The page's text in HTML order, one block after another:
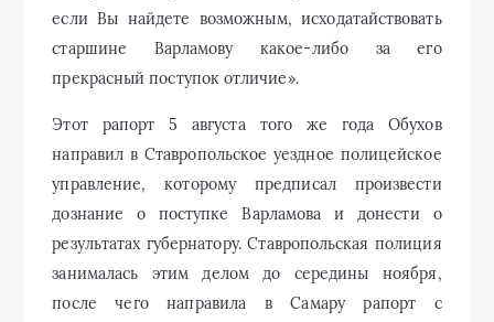
если Вы найдете возможным, исходатайствовать
старшине Варламову какое-либо за его
прекрасный поступок отличие».
Этот рапорт 5 августа того же года Обухов
направил в Ставропольское уездное полицейское
управление, которому предписал произвести
дознание о поступке Варламова и донести о
результатах губернатору. Ставропольская полиция
занималась этим делом до середины ноября,
после чего направила в Самару рапорт с